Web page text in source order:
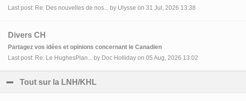
Last post: Re: Des nouvelles de nos... by Ulysse on 31 Jul, 2026 13:38
Divers CH
Partagez vos idées et opinions concernant le Canadien
Last post: Re: Le HughesPlan... by Doc Holliday on 05 Aug, 2026 13:02
Tout sur la LNH/KHL